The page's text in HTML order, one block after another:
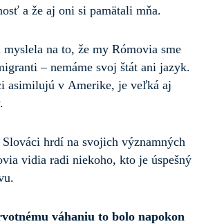
a že aj oni si pamätali mňa.
myslela na to, že my Rómovia sme
– nemáme svoj štát ani jazyk.
asimilujú v Amerike, je veľká aj
hrdí na svojich významných
vidia radi niekoho, kto je úspešný
váhaniu to bolo napokon